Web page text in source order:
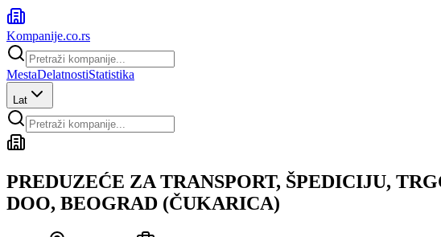
Kompanije.co.rs
MestaDelatnostiStatistika
Lat
PREDUZEĆE ZA TRANSPORT, ŠPEDICIJU,
DOO, BEOGRAD (ČUKARICA)